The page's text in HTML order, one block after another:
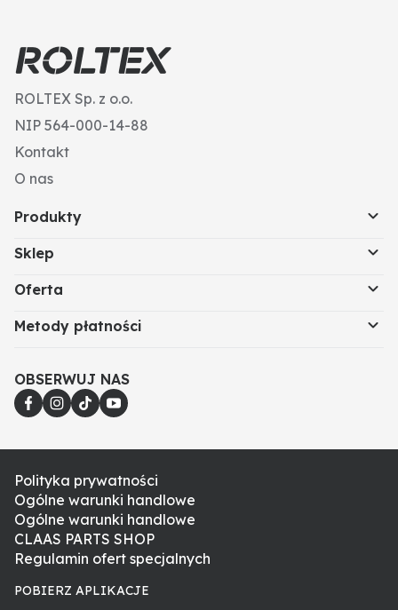
ROLTEX Sp. z o.o.
NIP 564-000-14-88
Kontakt
O nas
Produkty
Sklep
Oferta
Metody płatności
OBSERWUJ NAS
Polityka prywatności
Ogólne warunki handlowe
Ogólne warunki handlowe
CLAAS PARTS SHOP
Regulamin ofert specjalnych
POBIERZ APLIKACJE